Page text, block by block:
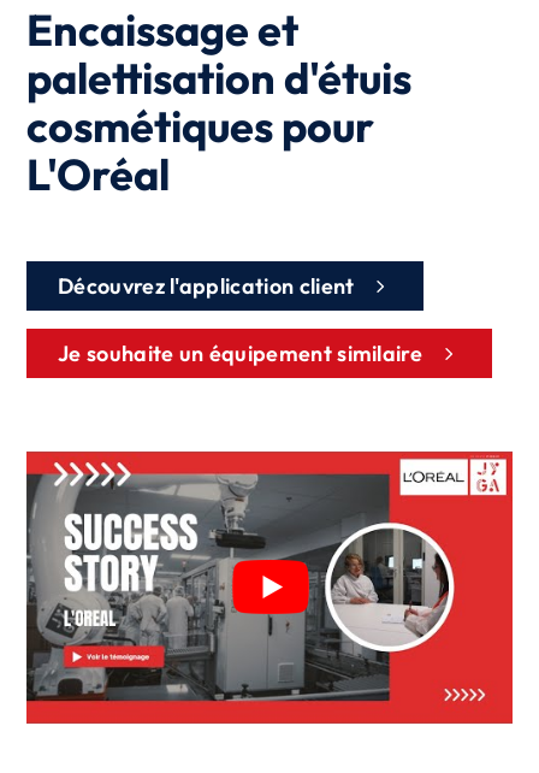
Encaissage et
palettisation d'étuis
cosmétiques pour
L'Oréal
Découvrez l'application client
Je souhaite un équipement similaire